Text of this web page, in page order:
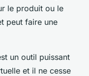
le produit ou le
peut faire une
un outil puissant
et il ne cesse